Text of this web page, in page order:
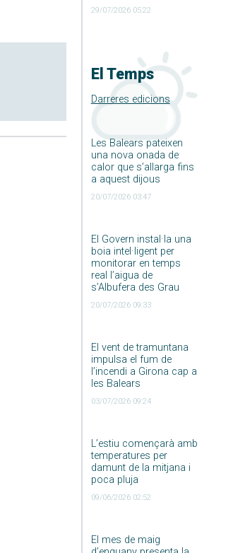
29/07/2026 05:22
El Temps
Darreres edicions
Les Balears pateixen
una nova onada de
calor que s’allarga fins
a aquest dijous
20/07/2026 03:47
El Govern instal·la una
boia intel·ligent per
monitorar en temps
real l’aigua de
s’Albufera des Grau
20/07/2026 09:33
El vent de tramuntana
impulsa el fum de
l’incendi a Girona cap a
les Balears
03/07/2026 09:24
L’estiu començarà amb
temperatures per
damunt de la mitjana i
poca pluja
09/06/2026 02:52
El mes de maig